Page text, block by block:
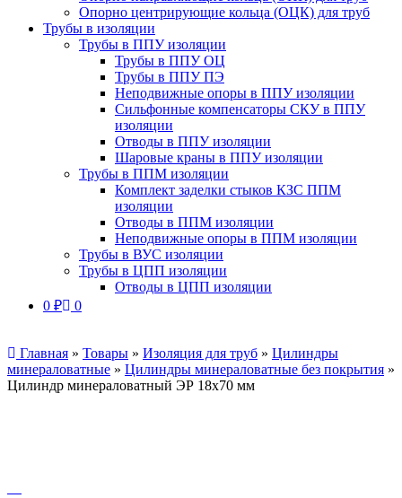
Опорно центрирующие кольца (ОЦК) для труб
Трубы в изоляции
Трубы в ППУ изоляции
Трубы в ППУ ОЦ
Трубы в ППУ ПЭ
Неподвижные опоры в ППУ изоляции
Сильфонные компенсаторы СКУ в ППУ
изоляции
Отводы в ППУ изоляции
Шаровые краны в ППУ изоляции
Трубы в ППМ изоляции
Комплект заделки стыков КЗС ППМ
изоляции
Отводы в ППМ изоляции
Неподвижные опоры в ППМ изоляции
Трубы в ВУС изоляции
Трубы в ЦПП изоляции
Отводы в ЦПП изоляции
0 ₽ 0
Главная » Товары » Изоляция для труб » Цилиндры
минераловатные » Цилиндры минераловатные без покрытия »
Цилиндр минераловатный ЭР 18х70 мм